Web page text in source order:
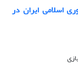
اسلامی ایران در